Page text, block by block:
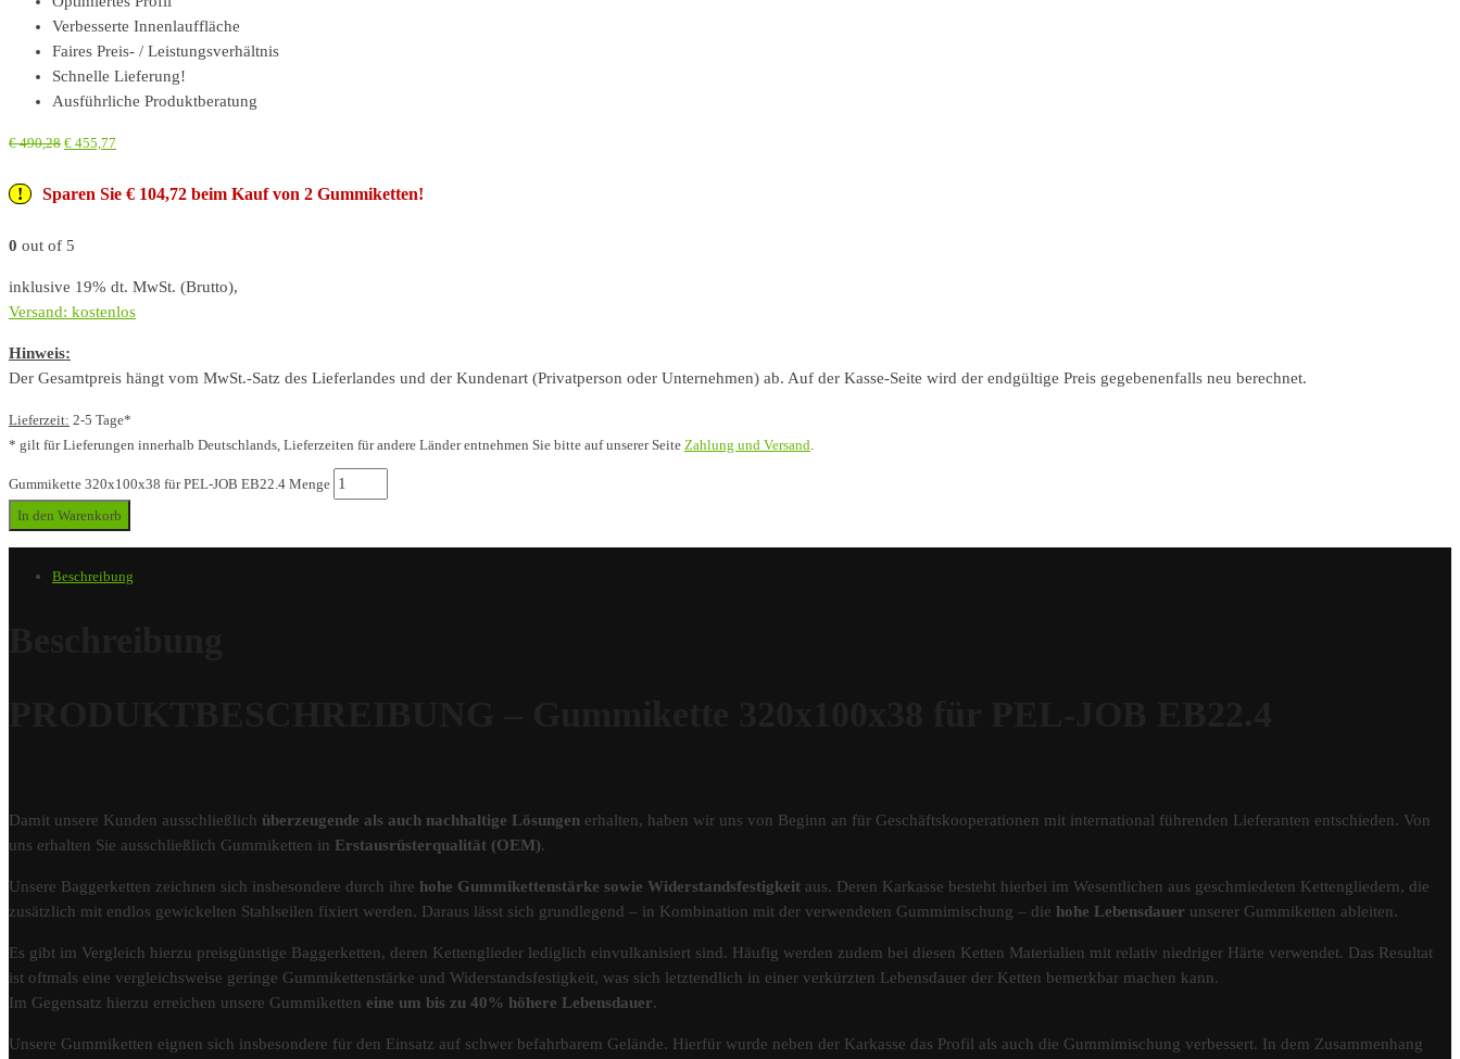
Verbesserte Innenlauffläche
Faires Preis- / Leistungsverhältnis
Schnelle Lieferung!
Ausführliche Produktberatung
€490,28 € 455,77
Sparen Sie € 104,72 beim Kauf von 2 Gummiketten!
0 out of 5
inklusive 19% dt. MwSt. (Brutto),
Versand: kostenlos
Hinweis:
Der Gesamtpreis hängt vom MwSt.-Satz des Lieferlandes und der Kundenart (Privatperson oder Unternehmen) ab. Auf der Kasse-Seite wird der endgültige Preis gegebenenfalls neu berechnet.
Lieferzeit: 2-5 Tage*
* gilt für Lieferungen innerhalb Deutschlands, Lieferzeiten für andere Länder entnehmen Sie bitte auf unserer Seite Zahlung und Versand
Gummikette 320x100x38 für PEL-JOB EB22.4 Menge
In den Warenkorb
Beschreibung
Damit unsere Kunden ausschließlich überzeugende als auch nachhaltige Lösungen erhalten, haben wir uns von Beginn an für Geschäftskooperationen mit international führenden Lieferanten entschieden. Von
uns erhalten Sie ausschließlich Gummiketten in Erstausrüsterqualität (OEM).
Unsere Baggerketten zeichnen sich insbesondere durch ihre hohe Gummikettenstärke sowie Widerstandsfestigkeit aus. Deren Karkasse besteht hierbei im Wesentlichen aus geschmiedeten Kettengliedern, die
zusätzlich mit endlos gewickelten Stahlseilen fixiert werden. Daraus lässt sich grundlegend – in Kombination mit der verwendeten Gummimischung – die hohe Lebensdauer unserer Gummiketten ableiten.
Es gibt im Vergleich hierzu preisgünstige Baggerketten, deren Kettenglieder lediglich einvulkanisiert sind. Häufig werden zudem bei diesen Ketten Materialien mit relativ niedriger Härte verwendet. Das Resultat
ist oftmals eine vergleichsweise geringe Gummikettenstärke und Widerstandsfestigkeit, was sich letztendlich in einer verkürzten Lebensdauer der Ketten bemerkbar machen kann.
Im Gegensatz hierzu erreichen unsere Gummiketten eine um bis zu 40% höhere Lebensdauer.
Unsere Gummiketten eignen sich insbesondere für den Einsatz auf schwer befahrbarem Gelände. Hierfür wurde neben der Karkasse das Profil als auch die Gummimischung verbessert. In dem Zusammenhang